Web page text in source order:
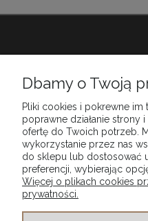
Babiarnia
Obsługa klienta
Moje konto
Dbamy o Twoją
Pliki cookies i pokrewne
poprawne działanie strony
ofertę do Twoich potrzeb.
wykorzystanie przez nas
do sklepu lub dostosować
preferencji, wybierając
Więcej o plikach cookies
prywatności.